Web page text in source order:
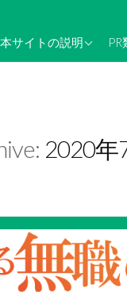
本サイトの説明
About Koi-Oh
無職文系ツイキャス情
PR
2020年